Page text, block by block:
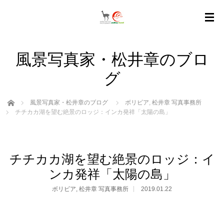
風景写真家・松井章のブロ
グ
ホーム 風景写真家・松井章のブログ ボリビア, 松井章 写真事務所
チチカカ湖を望む絶景のロッジ：インカ発祥「太陽の島」
チチカカ湖を望む絶景のロッジ：イ
ンカ発祥「太陽の島」
ボリビア, 松井章 写真事務所 2019.01.22